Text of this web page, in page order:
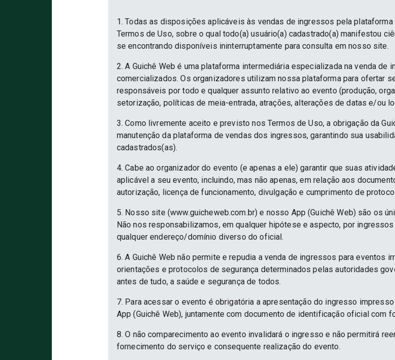
1. Todas as disposições aplicáveis às vendas de ingressos pela
Termos de Uso, sobre o qual todo(a) usuário(a) cadastrado(a) manifestou
se encontrando disponíveis ininterruptamente para consulta em nosso site.
2. A Guichê Web é uma plataforma intermediária especializada na venda
comercializados. Os organizadores utilizam nossa plataforma para ofertar
responsáveis por todo e qualquer assunto relativo ao evento (produção,
setorização, políticas de meia-entrada, atrações, alterações de datas e/ou
3. Como livremente aceito e previsto nos Termos de Uso, a obrigação da
manutenção da plataforma de vendas dos ingressos, garantindo sua
cadastrados(as).
4. Cabe ao organizador do evento (e apenas a ele) garantir que suas
aplicável a seu evento, incluindo, mas não apenas, em relação aos
autorização, licença de funcionamento, divulgação e cumprimento de
5. Nosso site (www.guicheweb.com.br) e nosso App (Guichê Web) são os
Não nos responsabilizamos, em qualquer hipótese e aspecto, por
qualquer endereço/domínio diverso do oficial.
6. A Guichê Web não permite e repudia a venda de ingressos para eventos
orientações e protocolos de segurança determinados pelas autoridades
antes de tudo, a saúde e segurança de todos.
7. Para acessar o evento é obrigatória a apresentação do ingresso
App (Guichê Web), juntamente com documento de identificação oficial com
8. O não comparecimento ao evento invalidará o ingresso e não permitirá
fornecimento do serviço e consequente realização do evento.